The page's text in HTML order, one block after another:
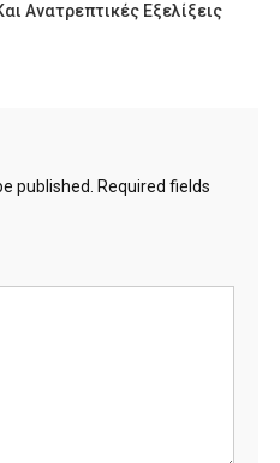
Ανατρεπτικές Εξελίξεις
published.
Required fields